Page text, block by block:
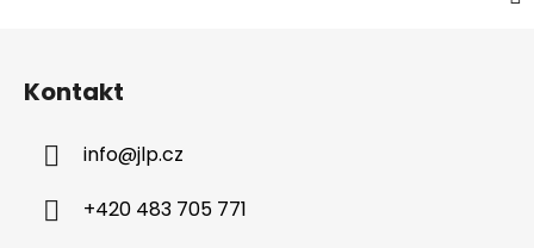
Kontakt
info@jlp.cz
+420 483 705 771